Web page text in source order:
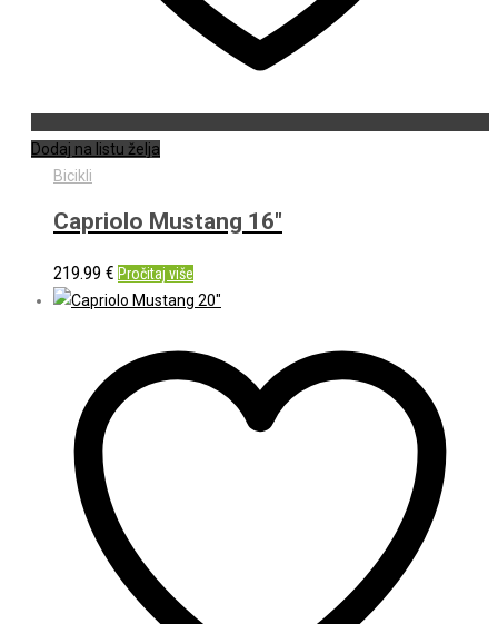
Dodaj na listu želja
Bicikli
Capriolo Mustang 16″
219.99 € Pročitaj više